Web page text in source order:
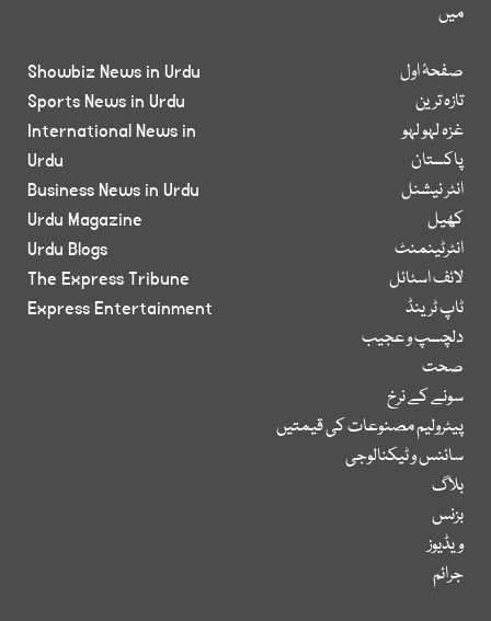
میں
صفحۂ اول
تازہ ترین
غزہ لہو لہو
پاکستان
انٹر نیشنل
کھیل
انٹرٹینمنٹ
لائف اسٹائل
ٹاپ ٹرینڈ
دلچسپ و عجیب
صحت
سونے کے نرخ
پیٹرولیم مصنوعات کی قیمتیں
سائنس و ٹیکنالوجی
بلاگ
بزنس
ویڈیوز
جرائم
Showbiz News in Urdu
Sports News in Urdu
International News in
Urdu
Business News in Urdu
Urdu Magazine
Urdu Blogs
The Express Tribune
Express Entertainment